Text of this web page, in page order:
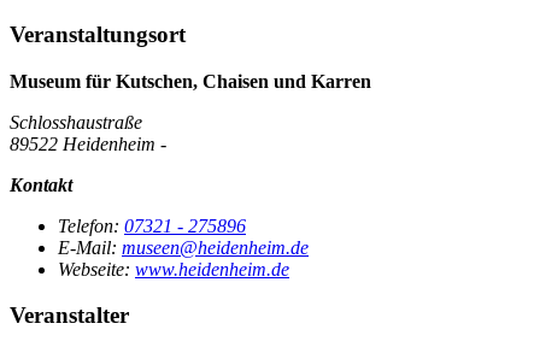
Veranstaltungsort
Museum für Kutschen, Chaisen und Karren
Schlosshaustraße
89522 Heidenheim -
Kontakt
Telefon: 07321 - 275896
E-Mail: museen@heidenheim.de
Webseite: www.heidenheim.de
Veranstalter